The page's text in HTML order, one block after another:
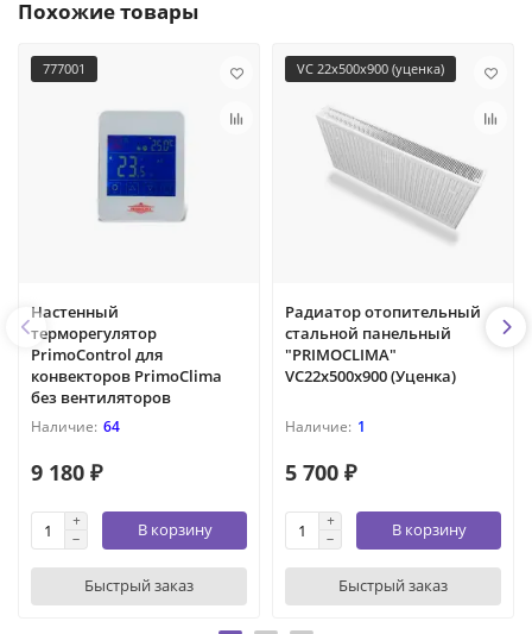
Похожие товары
777001
Настенный
терморегулятор
PrimoControl для
конвекторов PrimoClima
без вентиляторов
64
9 180 ₽
В корзину
Быстрый заказ
VC 22х500х900 (уценка)
Радиатор отопительный
стальной панельный
"PRIMOCLIMA"
VC22х500х900 (Уценка)
1
5 700 ₽
В корзину
Быстрый заказ